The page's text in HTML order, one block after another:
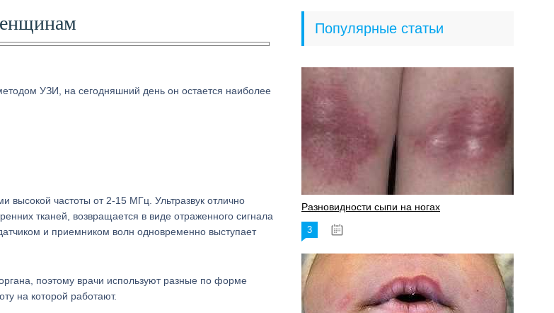
УЗИ, на сегодняшний день он остается наиболее
высокой частоты от 2-15 МГц. Ультразвук отлично
тканей, возвращается в виде отраженного сигнала
и приемником волн одновременно выступает
поэтому врачи используют разные по форме
на которой работают.
Популярные статьи
Разновидности сыпи на ногах
3